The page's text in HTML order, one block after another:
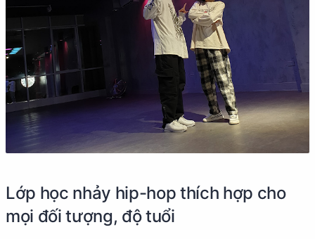
Lớp học nhảy hip-hop thích hợp cho
mọi đối tượng, độ tuổi